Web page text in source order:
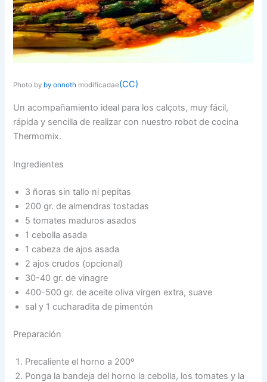
Photo by by onnoth modificadae(CC)
Un acompañamiento ideal para los calçots, muy fácil,
rápida y sencilla de realizar con nuestro robot de cocina
Thermomix.
Ingredientes
3 ñoras sin tallo ni pepitas
200 gr. de almendras tostadas
5 tomates maduros asados
1 cebolla asada
1 cabeza de ajos asada
2 ajos crudos (opcional)
30-40 gr. de vinagre
400-500 gr. de aceite oliva virgen extra, suave
sal y 1 cucharadita de pimentón
Preparación
Precaliente el horno a 200º
Ponga la bandeja del horno la cebolla, los tomates y la